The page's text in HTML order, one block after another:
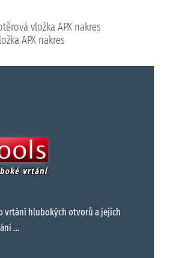
vložka APX nakres
APX nakres
vrtání hlubokých otvorů a jejich
…